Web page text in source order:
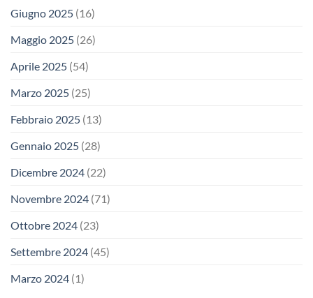
Giugno 2025 (16)
Maggio 2025 (26)
Aprile 2025 (54)
Marzo 2025 (25)
Febbraio 2025 (13)
Gennaio 2025 (28)
Dicembre 2024 (22)
Novembre 2024 (71)
Ottobre 2024 (23)
Settembre 2024 (45)
Marzo 2024 (1)